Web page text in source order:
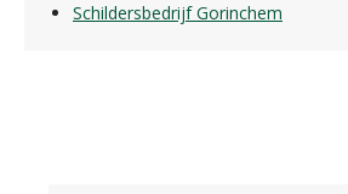
Schildersbedrijf Gorinchem